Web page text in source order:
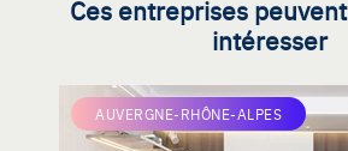
Ces entreprises
intéresser
AUVERGNE-RHÔNE-ALPES